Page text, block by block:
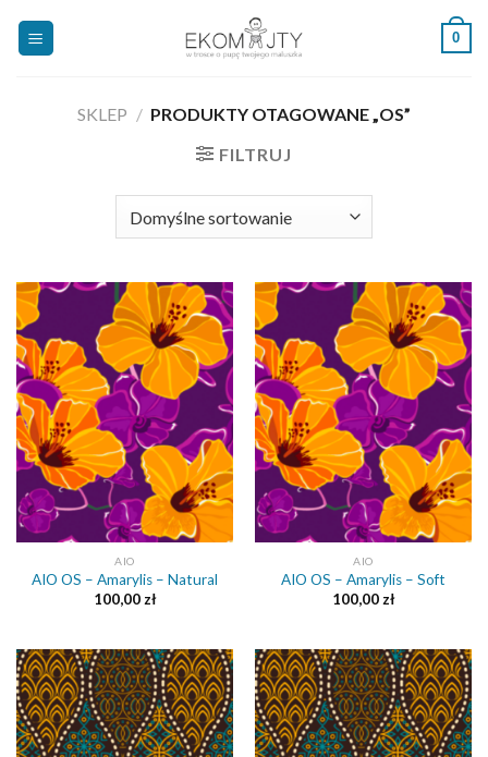
0
SKLEP / PRODUKTY OTAGOWANE „OS”
FILTRUJ
AIO
AIO OS – Amarylis – Natural
100,00zł
AIO
AIO OS – Amarylis – Soft
100,00zł